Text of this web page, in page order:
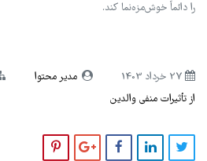
را دائماً خوش‌مزه‌نما کند.
27 خرداد 1403 مدیر محتوا
از تأثیرات منفی والدین